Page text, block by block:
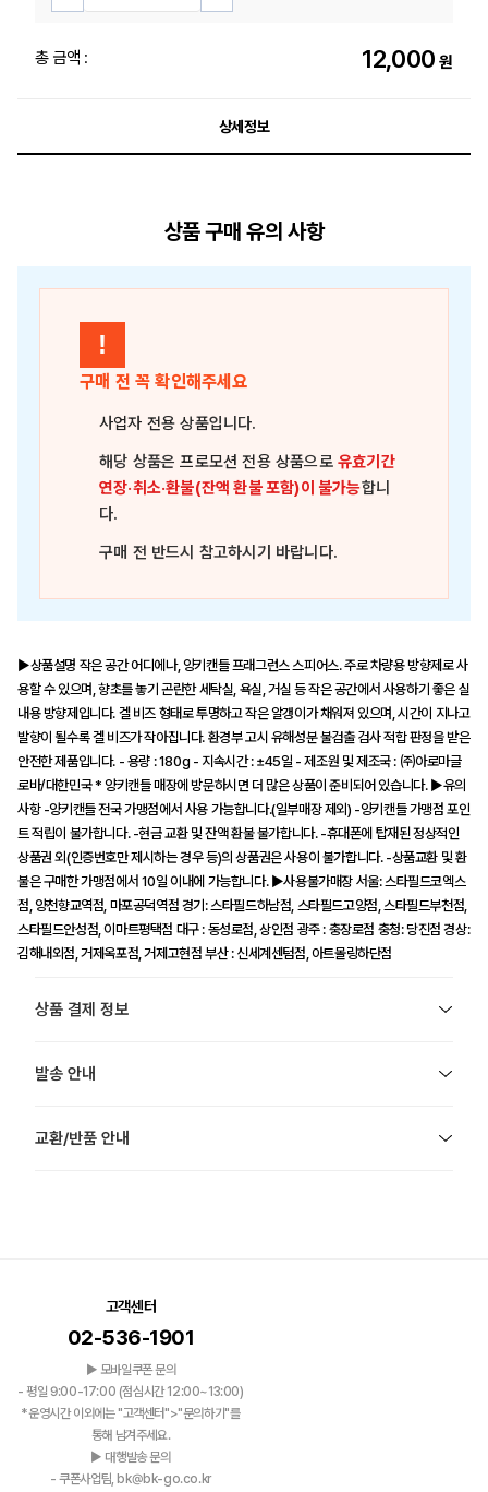
총 금액 : 12,000 원
상세정보
상품 구매 유의 사항
!
구매 전 꼭 확인해주세요
사업자 전용 상품입니다.
해당 상품은프로모션 전용 상품으로유효기간
연장·취소·환불(잔액 환불 포함)이 불가능합니
다.
구매 전 반드시 참고하시기 바랍니다.
▶상품설명 작은 공간 어디에나, 양키캔들 프래그런스 스피어스. 주로 차량용 방향제로 사
용할 수 있으며, 향초를 놓기 곤란한 세탁실, 욕실, 거실 등 작은 공간에서 사용하기 좋은 실
내용 방향제입니다. 겔 비즈 형태로 투명하고 작은 알갱이가 채워져 있으며, 시간이 지나고
발향이 될수록 겔 비즈가 작아집니다. 환경부 고시 유해성분 불검출 검사 적합 판정을 받은
안전한 제품입니다. - 용량 : 180g - 지속시간 : ±45일 - 제조원 및 제조국 : ㈜아로마글
로바/대한민국 * 양키캔들 매장에 방문하시면 더 많은 상품이 준비되어 있습니다. ▶유의
사항 -양키캔들 전국 가맹점에서 사용 가능합니다.(일부매장 제외) -양키캔들 가맹점 포인
트 적립이 불가합니다. -현금 교환 및 잔액 환불 불가합니다. -휴대폰에 탑재된 정상적인
상품권 외(인증번호만 제시하는 경우 등)의 상품권은 사용이 불가합니다. -상품교환 및 환
불은 구매한 가맹점에서 10일 이내에 가능합니다. ▶사용불가매장 서울: 스타필드코엑스
점, 양천향교역점, 마포공덕역점 경기: 스타필드하남점, 스타필드고양점, 스타필드부천점,
스타필드안성점, 이마트평택점 대구 : 동성로점, 상인점 광주 : 충장로점 충청: 당진점 경상:
김해내외점, 거제옥포점, 거제고현점 부산 : 신세계센텀점, 아트몰링하단점
상품 결제 정보
발송 안내
교환/반품 안내
고객센터
02-536-1901
▶ 모바일쿠폰 문의
- 평일 9:00-17:00 (점심시간 12:00~13:00)
*운영시간 이외에는 "고객센터">"문의하기"를
통해 남겨주세요.
▶ 대행발송 문의
- 쿠폰사업팀, bk@bk-go.co.kr